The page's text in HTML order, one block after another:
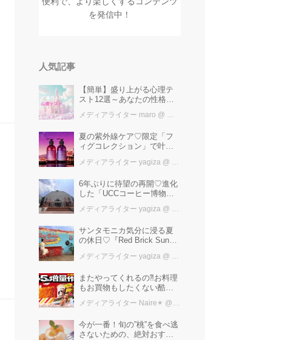
を発信中！
人気記事
【簡単】盛り上がる心理テ
スト12選～あなたの性格を
メディアライター maro @ カワコレメディア編集部
夏の紫外線ケア♡限定「フ
ィグコレクション」で叶え
メディアライター yagiza @ カワコレメディア編集部
6年ぶりに待望の再開♡進化
した「UCCコーヒー博物
ーマパーク”！館内展示の全
メディアライター yagiza @ カワコレメディア編集部
サンタモニカ気分に浸る夏
の休日♡『Red Brick Sunset
レンガ倉庫】
メディアライター yagiza @ カワコレメディア編集部
またやってくれるの⁈お料理
もお買物もしたくない酷暑
けば増量中！！
メディアライター Naire✴︎ @ カワコレメディア編集部
今が一番！旬の”桃”を食べ逃
さないための、絶対おすす